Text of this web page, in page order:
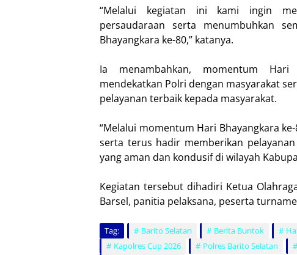
“Melalui kegiatan ini kami ingin
persaudaraan serta menumbuhkan
Bhayangkara ke-80,” katanya.
Ia menambahkan, momentum Hari
mendekatkan Polri dengan masyarakat
pelayanan terbaik kepada masyarakat.
“Melalui momentum Hari Bhayangkara
serta terus hadir memberikan
yang aman dan kondusif di wilayah
Kegiatan tersebut dihadiri Ketua
Barsel, panitia pelaksana, peserta
Tag: Barito Selatan Berita Buntok
Kapolres Cup 2026
Polres Barito Selatan